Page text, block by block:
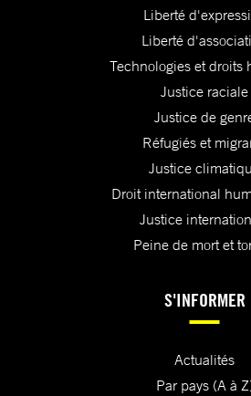
Liberté
Liberté
Technologies et droits
Justice raciale
Justice de
Réfugiés et
Justice
Droit international
Justice
Peine de mort et
S'INFORMER
Actualités
Par pays (A à